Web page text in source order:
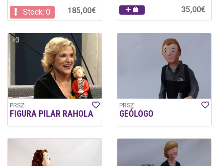
Stock: 0 185,00€ 35,00€
PRSZ
FIGURA PILAR RAHOLA
PRSZ
GEÓLOGO